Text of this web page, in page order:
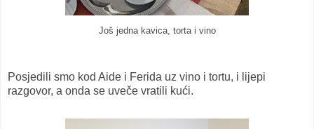
Još jedna kavica, torta i vino
Posjedili smo kod Aide i Ferida uz vino i tortu, i lijepi
razgovor, a onda se uveče vratili kući.